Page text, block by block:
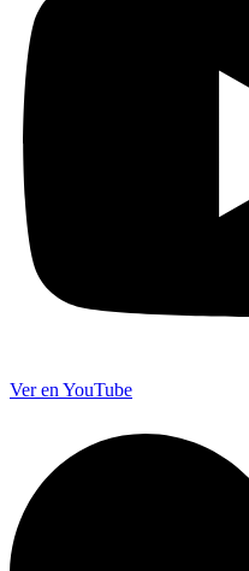
Ver en YouTube